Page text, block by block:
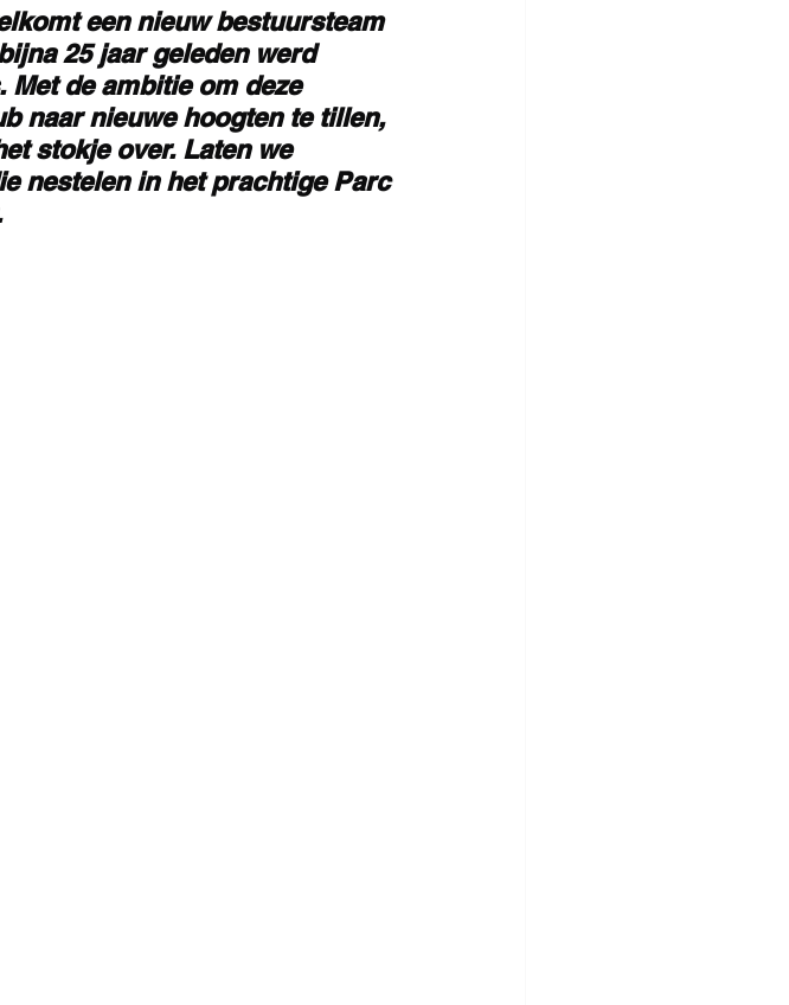
een nieuw bestuursteam
25 jaar geleden werd
de ambitie om deze
naar nieuwe hoogten te tillen,
stokje over. Laten we
nestelen in het prachtige Parc